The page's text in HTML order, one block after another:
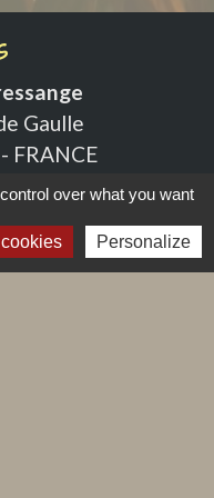
Gaulle
FRANCE
30 over what you want
Personalize